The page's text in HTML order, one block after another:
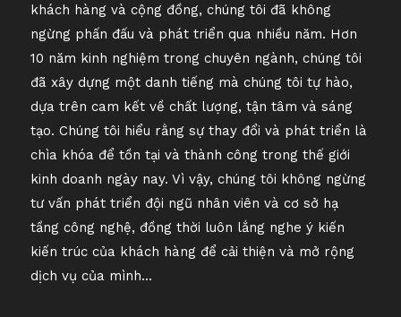
khách hàng và cộng đồng, chúng tôi đã không
ngừng phấn đấu và phát triển qua nhiều năm. Hơn
10 năm kinh nghiệm trong chuyên ngành, chúng tôi
đã xây dựng một danh tiếng mà chúng tôi tự hào,
dựa trên cam kết về chất lượng, tận tâm và sáng
tạo. Chúng tôi hiểu rằng sự thay đổi và phát triển là
chìa khóa để tồn tại và thành công trong thế giới
kinh doanh ngày nay. Vì vậy, chúng tôi không ngừng
tư vấn phát triển đội ngũ nhân viên và cơ sở hạ
tầng công nghệ, đồng thời luôn lắng nghe ý kiến ​​
kiến ​​trúc của khách hàng để cải thiện và mở rộng
dịch vụ của mình...